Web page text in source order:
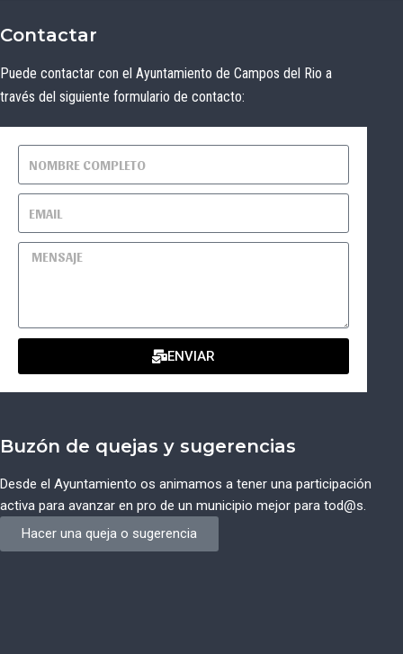
Contactar
Puede contactar con el Ayuntamiento de Campos del Rio a
través del siguiente formulario de contacto:
ENVIAR
Buzón de quejas y sugerencias
Desde el Ayuntamiento os animamos a tener una participación
activa para avanzar en pro de un municipio mejor para tod@s.
Hacer una queja o sugerencia